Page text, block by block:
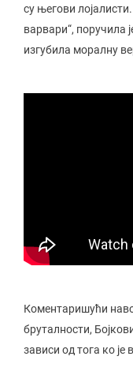
су његови
варвари“, поручила
изгубила моралну
Коментаришући
бруталности,
зависи од тога ко је